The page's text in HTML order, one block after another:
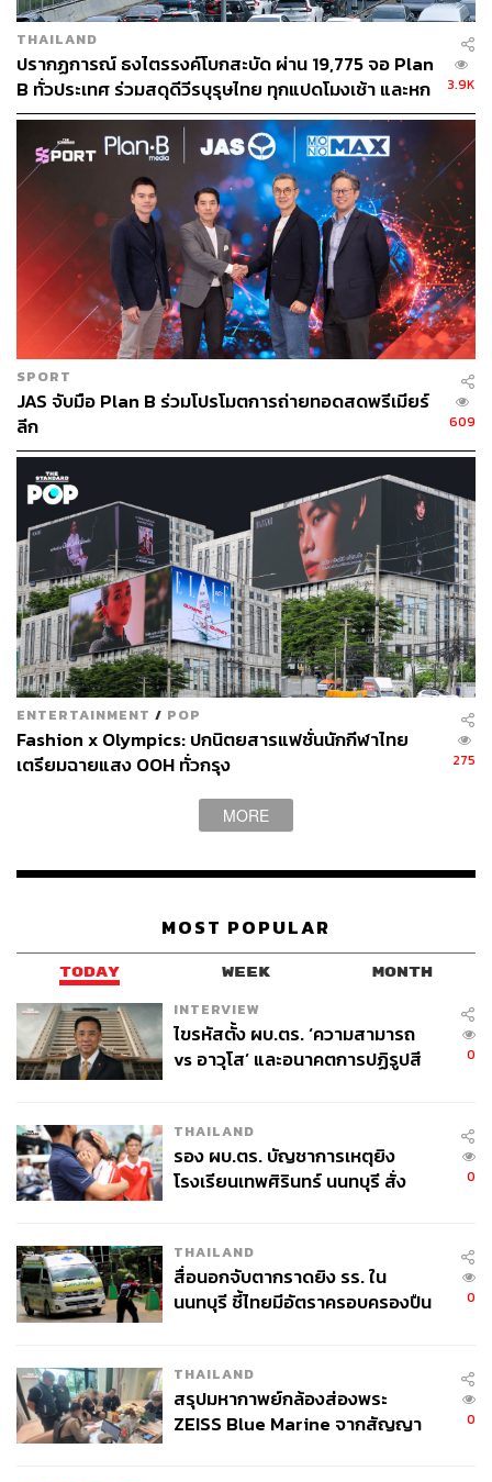
สื่อโฆษณาในอาคารสำนักงาน, สื่อโฆษณาในสนาม
บิน และการสาธิตสินค้า (การแจกตัวอย่างผลิตภัณฑ์)
ธุรกิจบริการชำระเงิน ประกอบด้วย 2 ธุรกิจหลักคือ
ธุรกิจชำระเงินออฟไลน์และออนไลน์ และธุรกิจชำระ
เงินบนระบบขนส่งมวลชนและร้านค้าผ่านบัตรแรบบิท
ธุรกิจโลจิสติกส์ โดยดำเนินธุรกิจผ่านการลงทุน 23%
ใน บจ.เคอรี่ เอ็กซ์เพรส (ประเทศไทย)
บมจ.แพลน บี มีเดีย (PLANB) ดำเนินธุรกิจให้บริการสื่อ
โฆษณานอกบ้าน โดยแบ่งเป็น 8 ธุรกิจหลัก ได้แก่ สื่อโฆษณา
บนระบบขนส่งมวลชน, สื่อโฆษณาภาพนิ่งกลางแจ้ง, สื่อ
โฆษณาดิจิทัลกลางแจ้ง, สื่อโฆษณาภายในห้างสรรพสินค้า,
สื่อโฆษณาภายในซูเปอร์มาร์เก็ต, สื่อโฆษณาภายในสนาม
บิน, สื่อโฆษณาออนไลน์ และสปอร์ตมาร์เก็ตติ้ง
บมจ.มาสเตอร์ แอด (MACO) ดำเนินธุรกิจธุรกิจสื่อโฆษณา
นอกบ้าน โดยแบ่งเป็น 6 ประเภท ได้แก่ สื่อโฆษณาประเภท
บิลบอร์ด, สื่อโฆษณาประเภทสตรีทเฟอร์นิเจอร์, สื่อโฆษณา
ประเภทดิจิทัล, สื่อโฆษณาในต่างประเทศ, สื่อโฆษณา
ประเภทสร้างสรรค์ และการติดตั้งระบบครบวงจร
พิสูจน์อักษร: ภาสิณี เพิ่มพันธุ์พงศ์
TAGS: PLAN B SCBS Wealth Research VGI
SCB WEALTH
ศูนย์ข้อมูลที่ให้คำแนะนำ วิเคราะห์เจาะลึก
ด้านการลงทุนที่ครอบคลุมทุกผลิตภัณฑ์
ทางการเงินทั้งในและต่างประเทศ โดยบริษัท
หลักทรัพย์ ไทยพาณิชย์ จำกัด หรือ SCBS หา
ข้อมูลการลงทุนเพิ่มเติมได้ที่
res.scbsonline.com
THAILAND
ปรากฏการณ์ ธงไตรรงค์โบกสะบัด ผ่าน 19,775 จอ Plan
B ทั่วประเทศ ร่วมสดุดีวีรบุรุษไทย ทุกแปดโมงเช้า และหก
โมงเย็น
3.9K
SPORT
JAS จับมือ Plan B ร่วมโปรโมตการถ่ายทอดสดพรีเมียร์
ลีก
609
ENTERTAINMENT / POP
Fashion x Olympics: ปกนิตยสารแฟชั่นนักกีฬาไทย
เตรียมฉายแสง OOH ทั่วกรุง
275
MORE
MOST POPULAR
TODAY WEEK MONTH
INTERVIEW
ไขรหัสตั้ง ผบ.ตร. ‘ความสามารถ
vs อาวุโส’ และอนาคตการปฏิรูปสี
0
THAILAND
รอง ผบ.ตร. บัญชาการเหตุยิง
โรงเรียนเทพศิรินทร์ นนทบุรี สั่ง
0
THAILAND
สื่อนอกจับตากราดยิง รร. ใน
นนทบุรี ชี้ไทยมีอัตราครอบครองปืน
0
THAILAND
สรุปมหากาพย์กล้องส่องพระ
ZEISS Blue Marine จากสัญญา
0